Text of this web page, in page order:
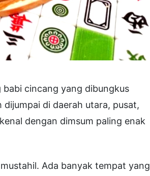
cincang yang dibungkus
di daerah utara, pusat,
dengan dimsum paling enak
Ada banyak tempat yang